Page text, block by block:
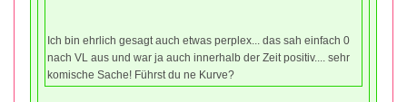
Ich bin ehrlich gesagt auch etwas perplex... das sah einfach 0
nach VL aus und war ja auch innerhalb der Zeit positiv.... sehr
komische Sache! Führst du ne Kurve?